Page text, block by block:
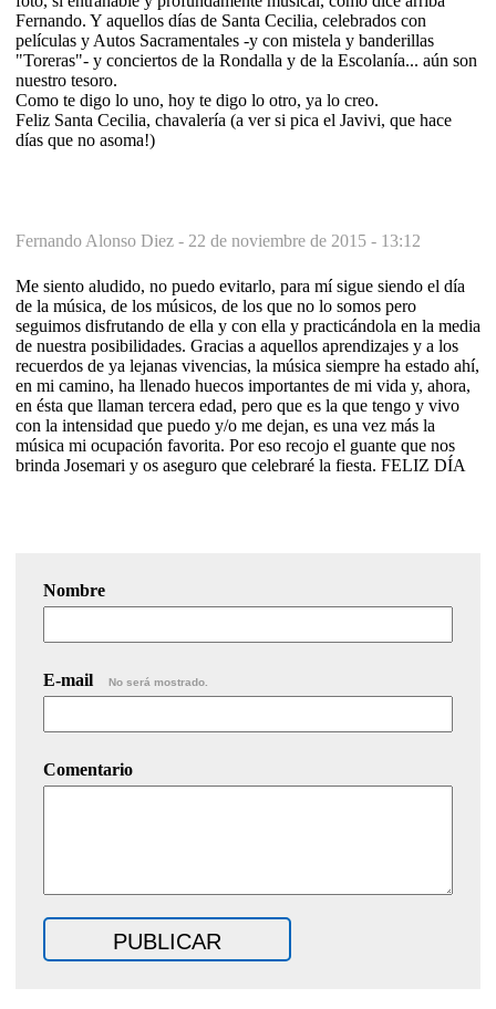
Fernando. Y aquellos días de Santa Cecilia, celebrados con
películas y Autos Sacramentales -y con mistela y banderillas
"Toreras"- y conciertos de la Rondalla y de la Escolanía... aún son
nuestro tesoro.
Como te digo lo uno, hoy te digo lo otro, ya lo creo.
Feliz Santa Cecilia, chavalería (a ver si pica el Javivi, que hace
días que no asoma!)
Fernando Alonso Diez - 22 de noviembre de 2015 - 13:12
Me siento aludido, no puedo evitarlo, para mí sigue siendo el día
de la música, de los músicos, de los que no lo somos pero
seguimos disfrutando de ella y con ella y practicándola en la media
de nuestra posibilidades. Gracias a aquellos aprendizajes y a los
recuerdos de ya lejanas vivencias, la música siempre ha estado ahí,
en mi camino, ha llenado huecos importantes de mi vida y, ahora,
en ésta que llaman tercera edad, pero que es la que tengo y vivo
con la intensidad que puedo y/o me dejan, es una vez más la
música mi ocupación favorita. Por eso recojo el guante que nos
brinda Josemari y os aseguro que celebraré la fiesta. FELIZ DÍA
Nombre
E-mail No será mostrado.
Comentario